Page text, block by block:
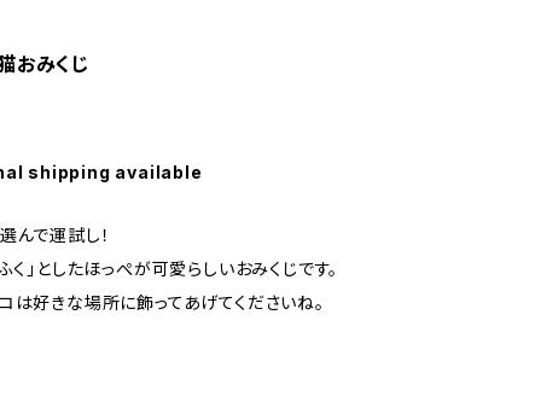
おみくじ
shipping available
んで運試し！
く」としたほっぺが可愛らしいおみくじです。
は好きな場所に飾ってあげてくださいね。